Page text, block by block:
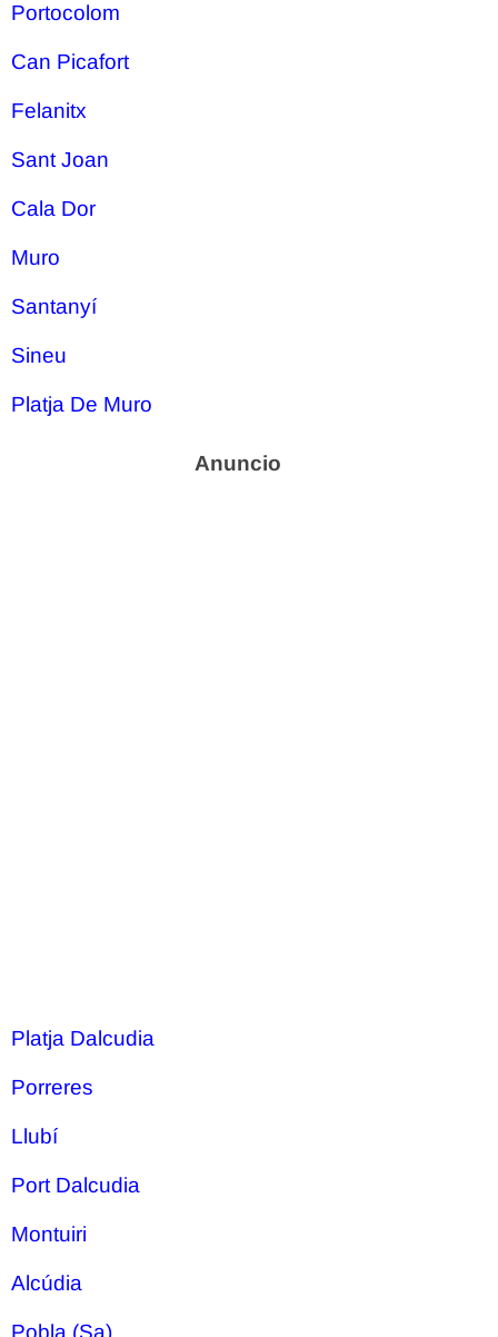
Portocolom
Can Picafort
Felanitx
Sant Joan
Cala Dor
Muro
Santanyí
Sineu
Platja De Muro
Platja Dalcudia
Porreres
Llubí
Port Dalcudia
Montuiri
Alcúdia
Pobla (Sa)